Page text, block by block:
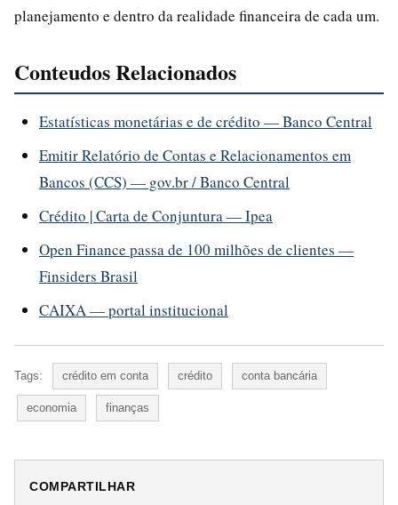
planejamento e dentro da realidade financeira de cada um.
Conteudos Relacionados
Estatísticas monetárias e de crédito — Banco Central
Emitir Relatório de Contas e Relacionamentos em
Bancos (CCS) — gov.br / Banco Central
Crédito | Carta de Conjuntura — Ipea
Open Finance passa de 100 milhões de clientes —
Finsiders Brasil
CAIXA — portal institucional
Tags: crédito em conta crédito conta bancária
economia finanças
COMPARTILHAR